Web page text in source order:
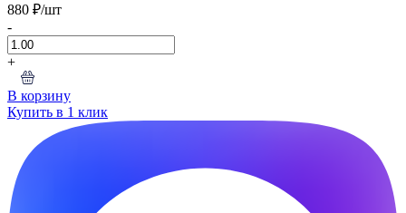
880 ₽/шт
-
+
В корзину
Купить в 1 клик